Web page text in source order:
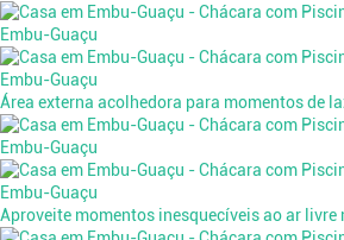
Área externa acolhedora para momentos de
Aproveite momentos inesquecíveis ao ar livre